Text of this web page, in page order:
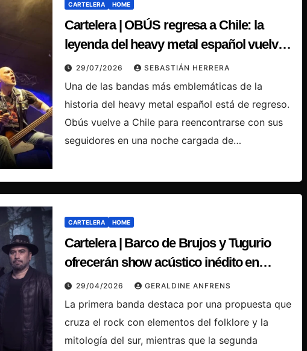
CARTELERA HOME
Cartelera | OBÚS regresa a Chile: la
leyenda del heavy metal español vuelve
a hacer temblar los escenarios
29/07/2026 SEBASTIÁN HERRERA
Una de las bandas más emblemáticas de la
historia del heavy metal español está de regreso.
Obús vuelve a Chile para reencontrarse con sus
seguidores en una noche cargada de…
CARTELERA HOME
Cartelera | Barco de Brujos y Tugurio
ofrecerán show acústico inédito en
Santiago.
29/04/2026 GERALDINE ANFRENS
La primera banda destaca por una propuesta que
cruza el rock con elementos del folklore y la
mitología del sur, mientras que la segunda